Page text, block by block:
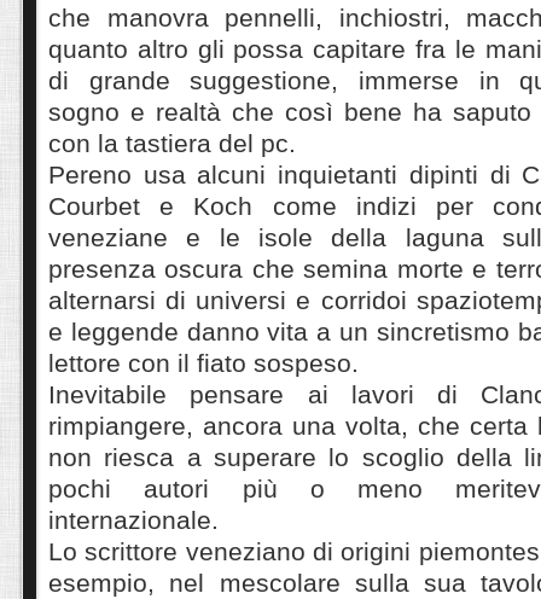
che manovra pennelli, inchiostri,
quanto altro gli possa capitare fra le
di grande suggestione, immerse in
sogno e realtà che così bene ha saputo
con la tastiera del pc.
Pereno usa alcuni inquietanti dipinti di
Courbet e Koch come indizi per
veneziane e le isole della laguna
presenza oscura che semina morte e
alternarsi di universi e corridoi
e leggende danno vita a un sincretismo
lettore con il fiato sospeso.
Inevitabile pensare ai lavori di
rimpiangere, ancora una volta, che certa
non riesca a superare lo scoglio della
pochi autori più o meno
internazionale.
Lo scrittore veneziano di origini
esempio, nel mescolare sulla sua